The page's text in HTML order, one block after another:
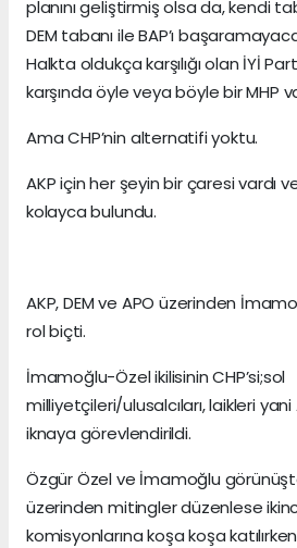
planını geliştirmiş olsa da, kendi
DEM tabanı ile BAP’ı
Halkta oldukça karşılığı olan İYİ
karşında öyle veya böyle bir MHP
Ama CHP’nin alternatifi yoktu.
AKP için her şeyin bir çaresi vardı
kolayca bulundu.
AKP, DEM ve APO üzerinden
rol biçti.
İmamoğlu-Özel ikilisinin CHP’si;sol
milliyetçileri/ulusalcıları, laikleri
iknaya görevlendirildi.
Özgür Özel ve İmamoğlu
üzerinden mitingler düzenlese
komisyonlarına koşa koşa katılırken